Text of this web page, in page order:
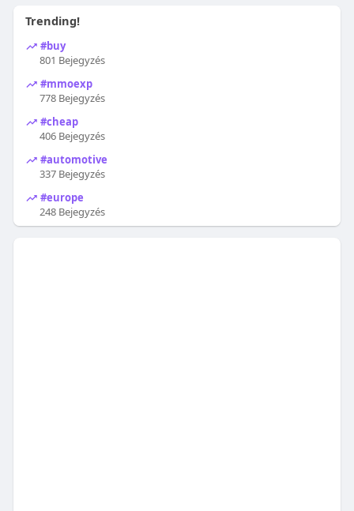
Trending!
#buy
801 Bejegyzés
#mmoexp
778 Bejegyzés
#cheap
406 Bejegyzés
#automotive
337 Bejegyzés
#europe
248 Bejegyzés